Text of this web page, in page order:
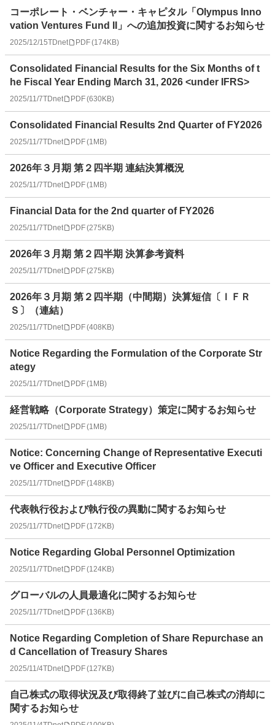
コーポレート・ベンチャー・キャピタル「Olympus Inno
vation Ventures Fund II」への追加投資に関するお知らせ
2025/12/15TDnet PDF(174KB)
Consolidated Financial Results for the Six Months of t
he Fiscal Year Ending March 31, 2026 <under IFRS>
2025/11/7TDnet PDF(630KB)
Consolidated Financial Results 2nd Quarter of FY2026
2025/11/7TDnet PDF(1MB)
2026年３月期 第２四半期 連結決算概況
2025/11/7TDnet PDF(1MB)
Financial Data for the 2nd quarter of FY2026
2025/11/7TDnet PDF(275KB)
2026年３月期 第２四半期 決算参考資料
2025/11/7TDnet PDF(275KB)
2026年３月期 第２四半期（中間期）決算短信〔ＩＦＲ
Ｓ〕（連結）
2025/11/7TDnet PDF(408KB)
Notice Regarding the Formulation of the Corporate Str
ategy
2025/11/7TDnet PDF(1MB)
経営戦略（Corporate Strategy）策定に関するお知らせ
2025/11/7TDnet PDF(1MB)
Notice: Concerning Change of Representative Executi
ve Officer and Executive Officer
2025/11/7TDnet PDF(148KB)
代表執行役および執行役の異動に関するお知らせ
2025/11/7TDnet PDF(172KB)
Notice Regarding Global Personnel Optimization
2025/11/7TDnet PDF(124KB)
グローバルの人員最適化に関するお知らせ
2025/11/7TDnet PDF(136KB)
Notice Regarding Completion of Share Repurchase an
d Cancellation of Treasury Shares
2025/11/4TDnet PDF(127KB)
自己株式の取得状況及び取得終了並びに自己株式の消却に
関するお知らせ